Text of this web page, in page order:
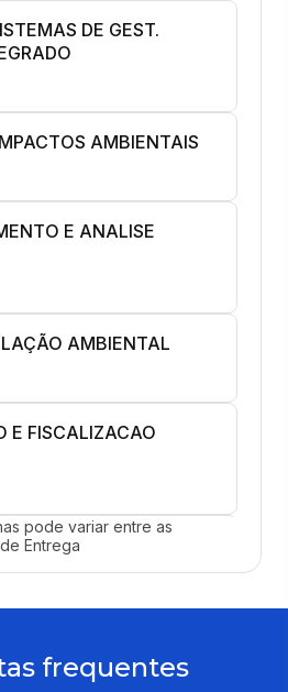
DE GEST.
AMBIENTAIS
E ANALISE
AMBIENTAL
E FISCALIZACAO
CONTROLE E
E ATENDIMENTO
pode variar entre as
Entrega
frequentes